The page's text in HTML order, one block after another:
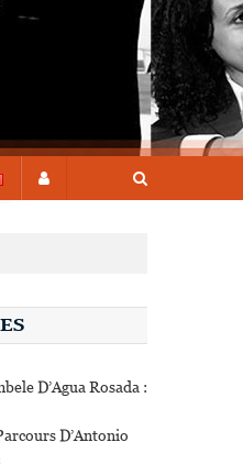
D’Agua Rosada :
D’Antonio